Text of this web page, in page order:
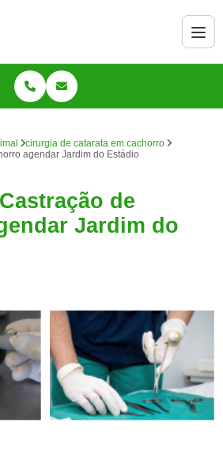
cirurgia de catarata em cachorro
agendar Jardim do Estádio
de
Jardim do